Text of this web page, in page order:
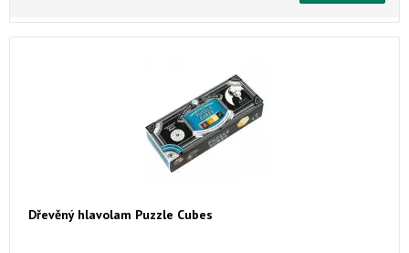
Dřevěný hlavolam Puzzle Cubes